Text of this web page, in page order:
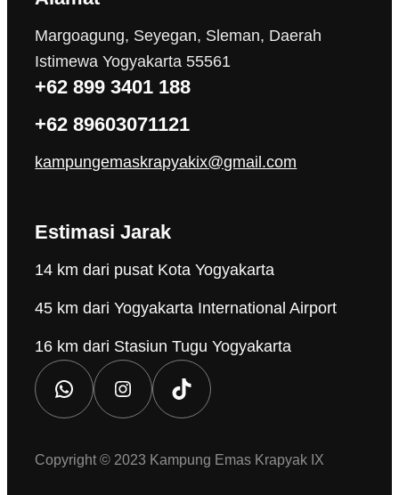
Margoagung, Seyegan, Sleman, Daerah
Istimewa Yogyakarta 55561
+62 899 3401 188
+62 89603071121
kampungemaskrapyakix@gmail.com
Estimasi Jarak
14 km dari pusat Kota Yogyakarta
45 km dari Yogyakarta International Airport
16 km dari Stasiun Tugu Yogyakarta
Copyright © 2023 Kampung Emas Krapyak IX